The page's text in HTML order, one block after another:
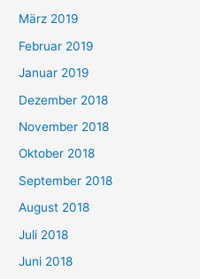
März 2019
Februar 2019
Januar 2019
Dezember 2018
November 2018
Oktober 2018
September 2018
August 2018
Juli 2018
Juni 2018